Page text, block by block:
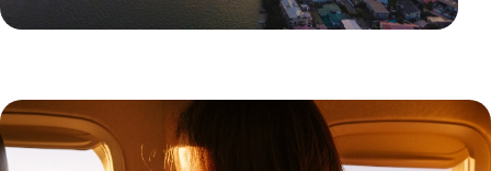
24 heures à Lagos : Nigéria